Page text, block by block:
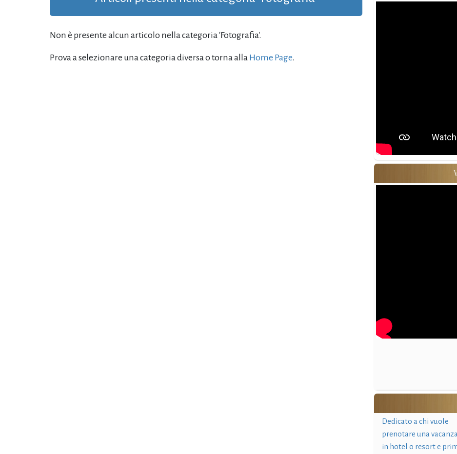
Non è presente alcun articolo nella categoria 'Fotografia'.
Prova a selezionare una categoria diversa o torna alla Home Page.
Dedicato a chi vuole
prenotare una vacanza
in hotel o resort e